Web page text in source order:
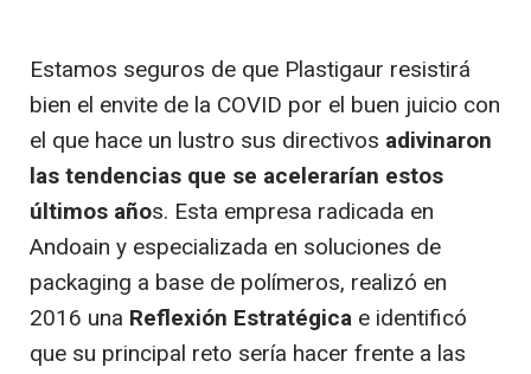
Estamos seguros de que Plastigaur resistirá
bien el envite de la COVID por el buen juicio con
el que hace un lustro sus directivos adivinaron
las tendencias que se acelerarían estos
últimos años. Esta empresa radicada en
Andoain y especializada en soluciones de
packaging a base de polímeros, realizó en
2016 una Reflexión Estratégica e identificó
que su principal reto sería hacer frente a las